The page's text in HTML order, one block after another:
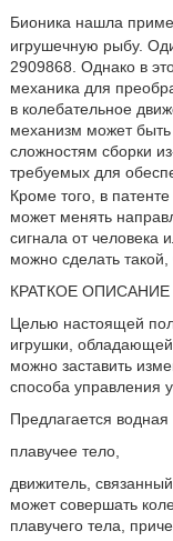
Бионика нашла
игрушечную рыбу.
2909868. Однако в
механика для
в колебательное
механизм может
сложностям сборки
требуемых для
Кроме того, в
может менять
сигнала от человека
можно сделать
КРАТКОЕ
Целью настоящей
игрушки, обладающей
можно заставить
способа управления
Предлагается
плавучее тело,
движитель,
может совершать
плавучего тела,